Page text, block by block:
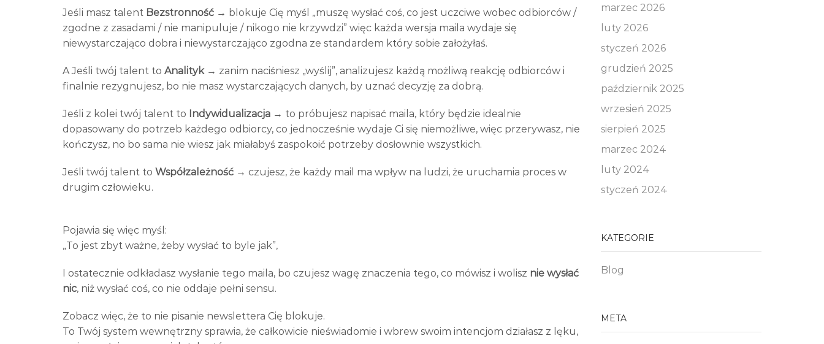
Jeśli masz talent Bezstronność → blokuje Cię myśl „muszę wysłać coś, co jest uczciwe wobec odbiorców /
zgodne z zasadami / nie manipuluje / nikogo nie krzywdzi” więc każda wersja maila wydaje się
niewystarczająco dobra i niewystarczająco zgodna ze standardem który sobie założyłaś.
A Jeśli twój talent to Analityk→ zanim naciśniesz „wyślij”, analizujesz każdą możliwą reakcję odbiorców i
finalnie rezygnujesz, bo nie masz wystarczających danych, by uznać decyzję za dobrą.
Jeśli z kolei twój talent to Indywidualizacja → to próbujesz napisać maila, który będzie idealnie
dopasowany do potrzeb każdego odbiorcy, co jednocześnie wydaje Ci się niemożliwe, więc przerywasz, nie
kończysz, no bo sama nie wiesz jak miałabyś zaspokoić potrzeby dosłownie wszystkich.
Jeśli twój talent to Współzależność → czujesz, że każdy mail ma wpływ na ludzi, że uruchamia proces w
drugim człowieku.
Pojawia się więc myśl:
„To jest zbyt ważne, żeby wysłać to byle jak”,
I ostatecznie odkładasz wysłanie tego maila, bo czujesz wagę znaczenia tego, co mówisz i wolisz nie wysłać
nic, niż wysłać coś, co nie oddaje pełni sensu.
Zobacz więc, że to nie pisanie newslettera Cię blokuje.
To Twój system wewnętrzny sprawia, że całkowicie nieświadomie i wbrew swoim intencjom działasz z lęku,
marzec 2026
luty 2026
styczeń 2026
grudzień 2025
październik 2025
wrzesień 2025
sierpień 2025
marzec 2024
luty 2024
styczeń 2024
KATEGORIE
Blog
META